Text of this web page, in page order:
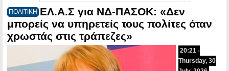
ΠΟΛΙΤΙΚΗ ΕΛ.Α.Σ για ΝΔ-ΠΑΣΟΚ: «Δεν
μπορείς να υπηρετείς τους πολίτες όταν
χρωστάς στις τράπεζες»
20:21 -
Thursday, 30